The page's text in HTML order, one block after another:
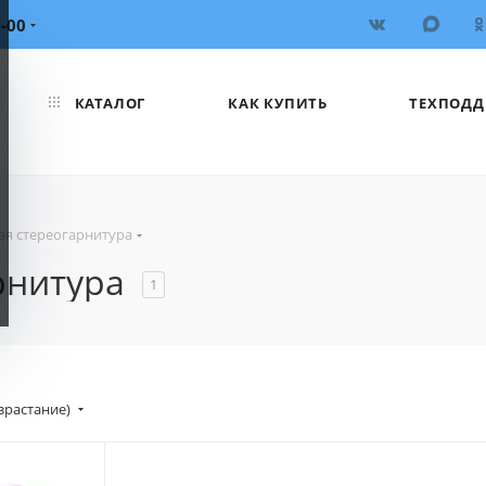
00
КАТАЛОГ КАК КУПИТЬ
стереогарнитура
1